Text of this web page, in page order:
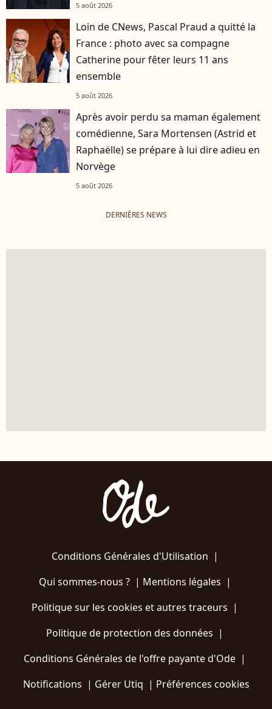
5 août 2026
Loin de CNews, Pascal Praud a quitté la
France : photo avec sa compagne
Catherine pour fêter leurs 11 ans
ensemble
5 août 2026
Après avoir perdu sa maman également
comédienne, Sara Mortensen (Astrid et
Raphaëlle) se prépare à lui dire adieu en
Norvège
5 août 2026
DERNIÈRES NEWS
Conditions Générales d'Utilisation |
Qui sommes-nous ?| Mentions légales |
Politique sur les cookies et autres traceurs |
Politique de protection des données |
Conditions Générales de l'offre payante d'Ode |
Notifications | Gérer Utiq | Préférences cookies